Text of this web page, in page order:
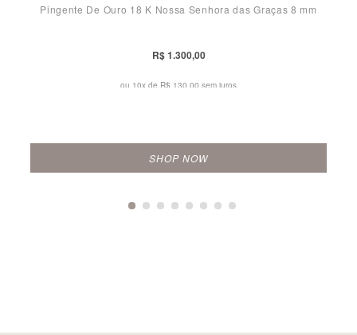
Pingente De Ouro 18 K Nossa Senhora das Graças 8 mm
R$ 1.300,00
ou 10x de R$ 130,00 sem juros
SHOP NOW